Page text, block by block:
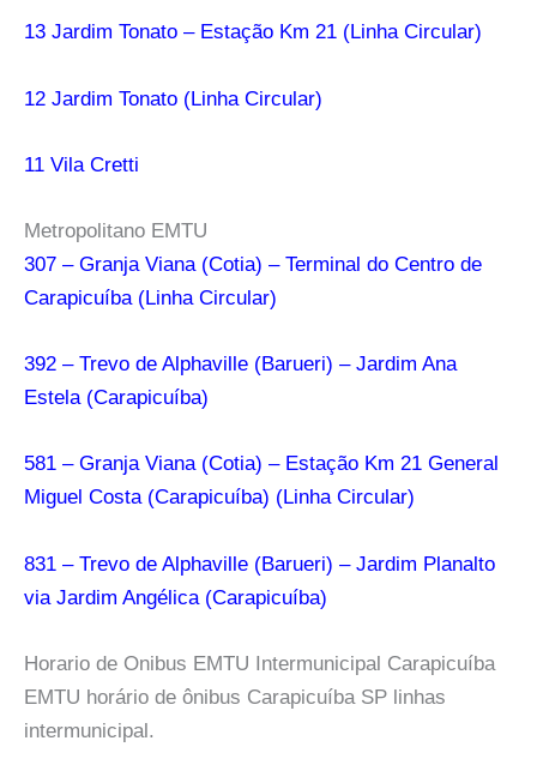
13 Jardim Tonato – Estação Km 21 (Linha Circular)
12 Jardim Tonato (Linha Circular)
11 Vila Cretti
Metropolitano EMTU
307 – Granja Viana (Cotia) – Terminal do Centro de
Carapicuíba (Linha Circular)
392 – Trevo de Alphaville (Barueri) – Jardim Ana
Estela (Carapicuíba)
581 – Granja Viana (Cotia) – Estação Km 21 General
Miguel Costa (Carapicuíba) (Linha Circular)
831 – Trevo de Alphaville (Barueri) – Jardim Planalto
via Jardim Angélica (Carapicuíba)
Horario de Onibus EMTU Intermunicipal Carapicuíba
EMTU horário de ônibus Carapicuíba SP linhas
intermunicipal.